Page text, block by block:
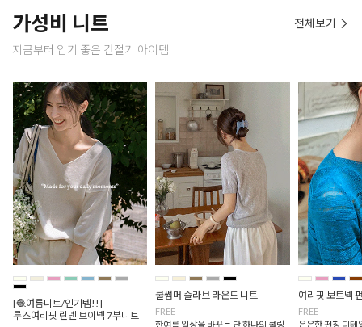
가성비 니트
지금부터 입기 좋은 간절기 아이템
전체보기
[🧶여름니트/인기템!!]
루즈여리핏 린넨 브이넥 7부니트
쿨썸머 슬라브 라운드 니트
FREE
한여름 일상을 바꾸는 단 하나의 쿨링
여리핏 보트넥
FREE
은은한 펀칭 디테